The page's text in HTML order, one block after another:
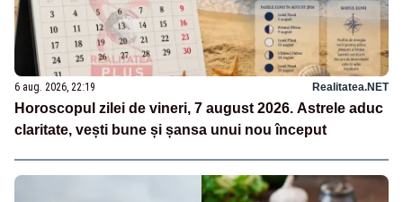
6 aug. 2026, 22:19 Realitatea.NET
Horoscopul zilei de vineri, 7 august 2026. Astrele aduc
claritate, vești bune și șansa unui nou început